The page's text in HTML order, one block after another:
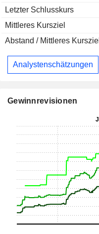
Letzter Schlusskurs
Mittleres Kursziel
Abstand / Mittleres Kursziel
Analystenschätzungen
Gewinnrevisionen